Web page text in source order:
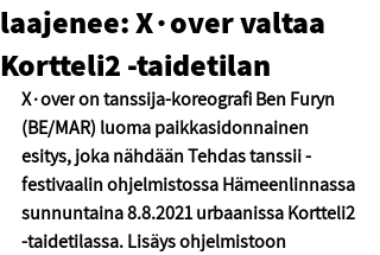
laajenee: X∙over valtaa
Kortteli2 -taidetilan
X∙overon tanssija-koreografi Ben Furyn
(BE/MAR) luoma paikkasidonnainen
esitys, joka nähdään Tehdas tanssii -
festivaalin ohjelmistossa Hämeenlinnassa
sunnuntaina 8.8.2021 urbaanissa Kortteli2
-taidetilassa. Lisäys ohjelmistoon